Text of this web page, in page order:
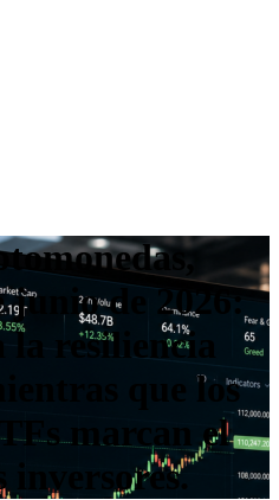
junio de 2026:
resiliencia
que los
marcan el
inversores.